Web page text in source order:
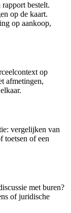
bestelt.
op de kaart.
op aankoop,
op
afmetingen,
vergelijken van
toetsen of een
met buren?
of juridische